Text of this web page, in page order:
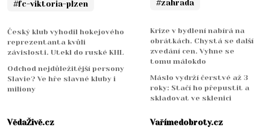
#fc-viktoria-plzen
Český klub vyhodil hokejového
reprezentanta kvůli
závislosti. Utekl do ruské KHL
Odchod nejdůležitější persony
Slavie? Ve hře slavné kluby i
miliony
#zahrada
Krize v bydlení nabírá na
obrátkách. Chystá se další
zvedání cen. Vyhne se
tomu málokdo
Máslo vydrží čerstvé až 3
roky: Stačí ho přepustit a
skladovat ve sklenici
VědaŽivě.cz
Vařímedobroty.cz